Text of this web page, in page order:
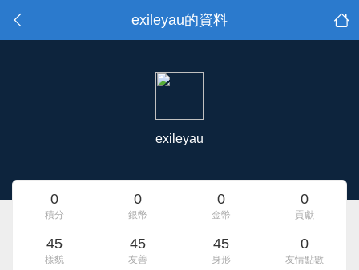
exileyau的資料
exileyau
0
積分
0
銀幣
0
金幣
0
貢獻
45
樣貌
45
友善
45
身形
0
友情點數